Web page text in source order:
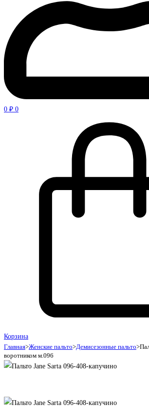
0 ₽ 0
Корзина
Главная>Женские пальто>Демисезонные пальто>
воротником м.096